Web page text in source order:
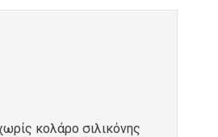
κολάρο σιλικόνης